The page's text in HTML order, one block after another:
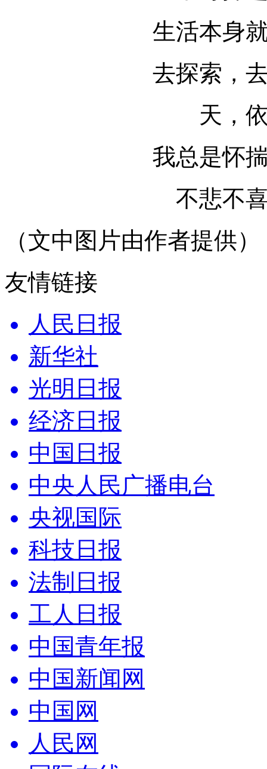
生活本身
去探索，
天，
我总是怀
不悲不
（文中图片由作者提供）
友情链接
人民日报
新华社
光明日报
经济日报
中国日报
中央人民广播电台
央视国际
科技日报
法制日报
工人日报
中国青年报
中国新闻网
中国网
人民网